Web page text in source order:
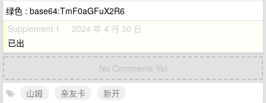
绿色 : base64:TmF0aGFuX2R6
Supplement 1 · 2024 年 4 月 30 日
已出
No Comments Yet
山姆 亲友卡 新开